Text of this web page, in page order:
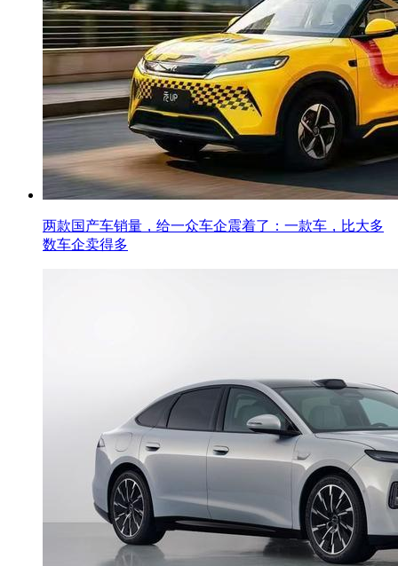
两款国产车销量，给一众车企震着了：一款车，比大多
数车企卖得多